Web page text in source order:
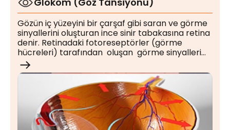
Gözün iç yüzeyini bir çarşaf gibi saran ve görme
sinyallerini oluşturan ince sinir tabakasına retina
denir. Retinadaki fotoreseptörler (görme
hücreleri) tarafından oluşan görme sinyalleri
akson denen ince sinir hücreleriyle beyindeki
görme merkezine taşınır.